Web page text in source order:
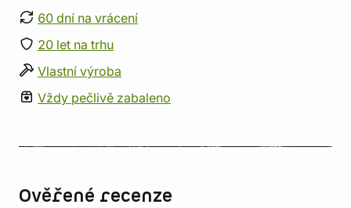
60 dní na vrácení
20 let na trhu
Vlastní výroba
Vždy pečlivě zabaleno
Ověřené recenze